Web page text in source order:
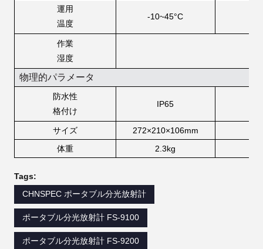
運用
温度
-10~45°C
作業
湿度
物理的パラメータ
防水性
格付け
IP65
サイズ
272×210×106mm
体重
2.3kg
Tags:
CHNSPEC ポータブル分光放射計
ポータブル分光放射計 FS-9100
ポータブル分光放射計 FS-9200